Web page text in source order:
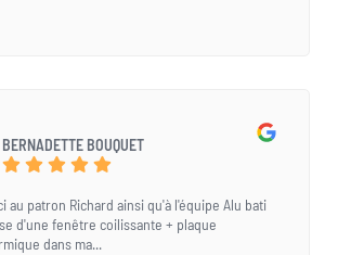
BERNADETTE BOUQUET
au patron Richard ainsi qu'à l'équipe Alu bati
d'une fenêtre coilissante + plaque
dans ma...